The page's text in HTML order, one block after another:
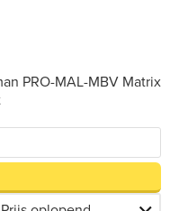
PRO-MAL-MBV Matrix